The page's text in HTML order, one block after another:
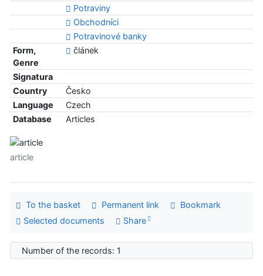
Potraviny
Obchodníci
Potravinové banky
Form,
Genre
článek
Signatura
Country
Česko
Language
Czech
Database
Articles
article
To the basket Permanent link
Bookmark
Selected documents
Share
Number of the records: 1